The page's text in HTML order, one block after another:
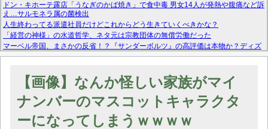
ドン・キホーテ露店「うなぎのかば焼き」で食中毒 男女14人が発熱や腹痛など訴
え…サルモネラ属の菌検出
人生終わってる派遣社員だけどこれからどう生きていくべきかな？
「経営の神様」の水道哲学、ネタ元は宗教団体の無償労働だった
マーベル帝国、まさかの反省！？『サンダーボルツ』の高評価は本物か？ディズ
ニーCEOの「量より質」宣言の裏で渦巻くファンの本音とMCUの未来を徹底考
【モー娘。石田亜佑美】ファーストテイク出演も新規獲得ならず？北川莉央が1
【画像あり】FacebookとかTwitterで拾ったエロ画像貼ってくよ
【画像】なんか怪しい家族がマイ
ナンバーのマスコットキャラクタ
ーになってしまうｗｗｗｗ